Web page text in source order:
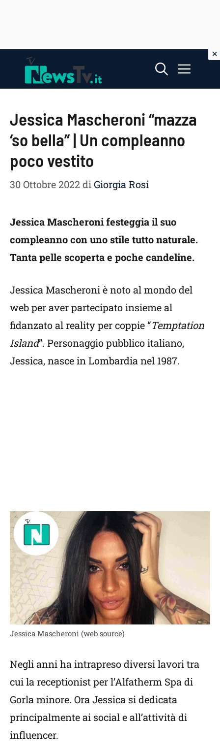
contenuto
Menu
Jessica Mascheroni “mazza
‘so bella” | Un compleanno
poco vestito
30 Ottobre 2022diGiorgia Rosi
Jessica Mascheroni festeggia il suo
compleanno con uno stile tutto naturale.
Tanta pelle scoperta e poche candeline.
Jessica Mascheroni è noto al mondo del
web per aver partecipato insieme al
fidanzato al reality per coppie “Temptation
Island”. Personaggio pubblico italiano,
Jessica, nasce in Lombardia nel 1987.
Jessica Mascheroni (web source)
Negli anni ha intrapreso diversi lavori tra
cui la receptionist per l’Alfatherm Spa di
Gorla minore. Ora Jessica si dedicata
principalmente ai social e all’attività di
influencer.